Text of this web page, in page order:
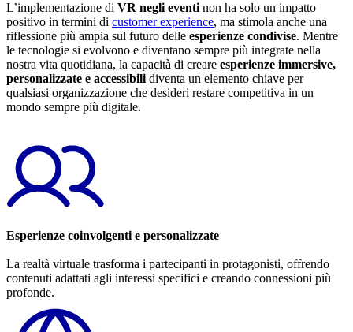
L’implementazione di VR negli eventi non ha solo un impatto
positivo in termini di customer experience, ma stimola anche una
riflessione più ampia sul futuro delle esperienze condivise. Mentre
le tecnologie si evolvono e diventano sempre più integrate nella
nostra vita quotidiana, la capacità di creare esperienze immersive,
personalizzate e accessibili diventa un elemento chiave per
qualsiasi organizzazione che desideri restare competitiva in un
mondo sempre più digitale.
Esperienze coinvolgenti e personalizzate
La realtà virtuale trasforma i partecipanti in protagonisti, offrendo
contenuti adattati agli interessi specifici e creando connessioni più
profonde.